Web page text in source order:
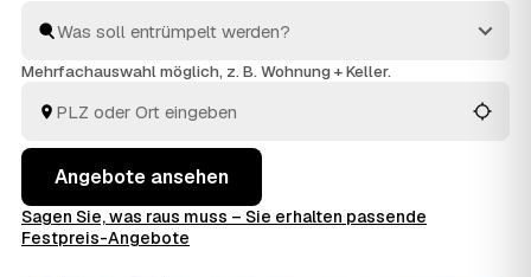
NRW. Vom einzelnen Raum bis zur kompletten
Haushaltsauflösungwird alles fachgerecht ausgeräumt
Blick.
Mehrfachauswahl möglich, z. B. Wohnung + Keller.
Angebote ansehen
Sagen Sie, was raus muss – Sie erhalten passende
Festpreis-Angebote